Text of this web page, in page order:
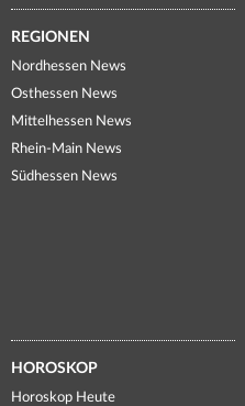
REGIONEN
Nordhessen News
Osthessen News
Mittelhessen News
Rhein-Main News
Südhessen News
HOROSKOP
Horoskop Heute